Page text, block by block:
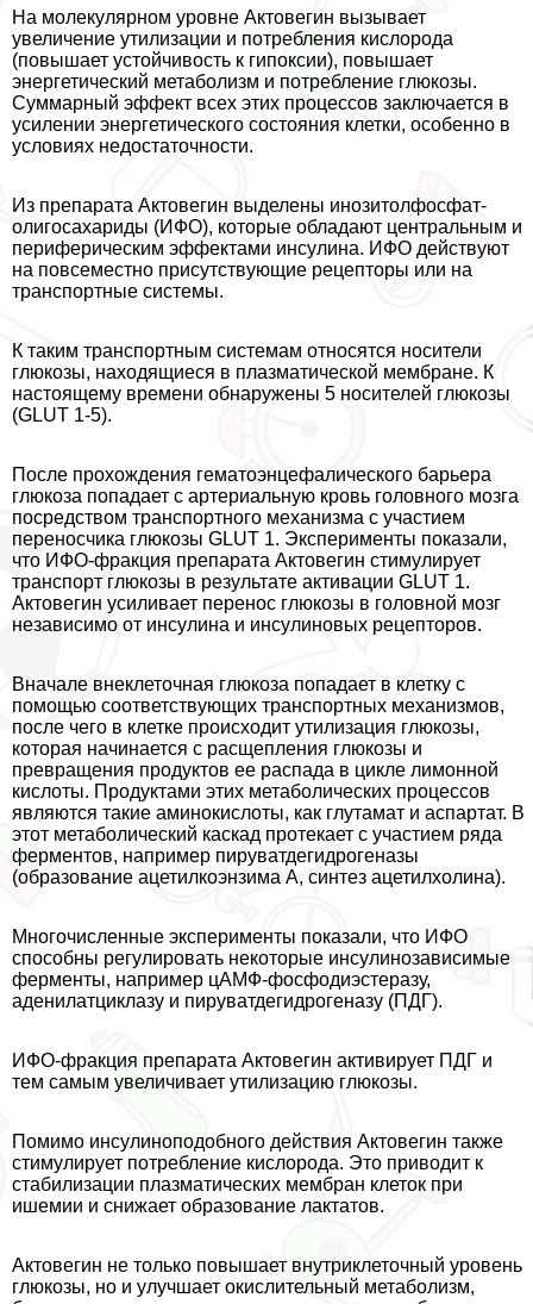
На молекулярном уровне Актовегин вызывает
увеличение утилизации и потрeбления кислорода
(повышает устойчивость к гипоксии), повышает
энергетический метаболизм и потрeбление глюкозы.
Суммарный эффект всех этих процессов заключается в
усилении энергетического состояния клетки, особенно в
условиях недостаточности.
Из препарата Актовегин выделены инозитолфосфат-
олигосахариды (ИФО), которые обладают центральным и
периферическим эффектами инсулина. ИФО действуют
на повсеместно присутствующие рецепторы или на
трaнcпортные системы.
К таким трaнcпортным системам относятся носители
глюкозы, находящиеся в плазматической мембране. К
настоящему времени обнаружены 5 носителей глюкозы
(GLUT 1-5).
После прохождения гематоэнцефалического барьера
глюкоза попадает с артериальную кровь головного мозга
посредством трaнcпортного механизма с участием
переносчика глюкозы GLUT 1. Эксперименты показали,
что ИФО-фpaкция препарата Актовегин стимулирует
трaнcпорт глюкозы в результате активации GLUT 1.
Актовегин усиливает перенос глюкозы в головной мозг
независимо от инсулина и инсулиновых рецепторов.
Вначале внеклеточная глюкоза попадает в клетку с
помощью соответствующих трaнcпортных механизмов,
после чего в клетке происходит утилизация глюкозы,
которая начинается с расщепления глюкозы и
превращения продуктов ее распада в цикле лимонной
кислоты. Продуктами этих метаболических процессов
являются такие аминокислоты, как глутамат и аспартат. В
этот метаболический каскад протекает с участием ряда
ферментов, например пируватдегидрогеназы
(образование ацетилкоэнзима А, синтез ацетилхолина).
Многочисленные эксперименты показали, что ИФО
способны регулировать некоторые инсулинозависимые
ферменты, например цАМФ-фосфодиэстеразу,
аденилатциклазу и пируватдегидрогеназу (ПДГ).
ИФО-фpaкция препарата Актовегин активирует ПДГ и
тем самым увеличивает утилизацию глюкозы.
Помимо инсулиноподобного действия Актовегин также
стимулирует потрeбление кислорода. Это приводит к
стабилизации плазматических мембран клеток при
ишемии и снижает образование лактатов.
Актовегин не только повышает внутриклеточный уровень
глюкозы, но и улучшает окислительный метаболизм,